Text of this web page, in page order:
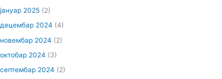
јануар 2025 (2)
децембар 2024 (4)
новембар 2024 (2)
октобар 2024 (3)
септембар 2024 (2)